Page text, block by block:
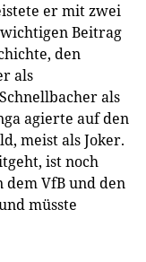
er mit zwei
Beitrag
den
als
als
agierte auf den
meist als Joker.
ist noch
VfB und den
müsste